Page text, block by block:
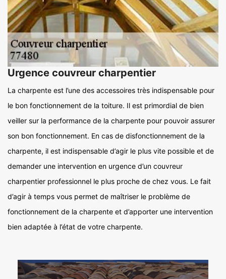
Urgence couvreur charpentier
La charpente est l’une des accessoires très indispensable pour
le bon fonctionnement de la toiture. Il est primordial de bien
veiller sur la performance de la charpente pour pouvoir assurer
son bon fonctionnement. En cas de disfonctionnement de la
charpente, il est indispensable d’agir le plus vite possible et de
demander une intervention en urgence d’un couvreur
charpentier professionnel le plus proche de chez vous. Le fait
d’agir à temps vous permet de maîtriser le problème de
fonctionnement de la charpente et d’apporter une intervention
bien adaptée à l’état de votre charpente.